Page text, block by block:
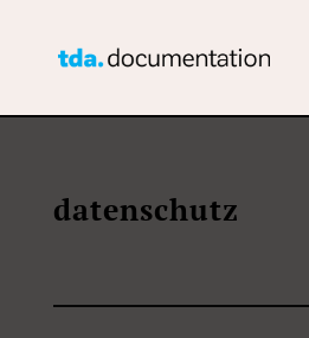
datenschutz